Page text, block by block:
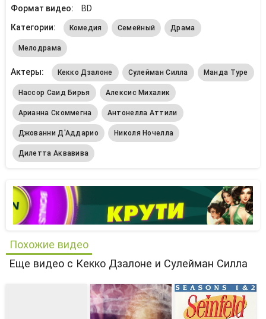
Формат видео:
BD
Категории:
Комедия Семейный Драма
Мелодрама
Актеры: Кекко Дзалоне Сулейман Силла Манда Туре
Нассор Саид Бирья Алексис Михалик
Арианна Скоммегна Антонелла Аттили
Джованни Д'Аддарио Николя Ночелла
Дилетта Аквавива
Похожие видео
Еще видео с Кекко Дзалоне и Сулейман Силла